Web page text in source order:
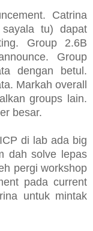
Catrina
tu) dapat
Group 2.6B
Group
dengan betul.
Markah overall
groups lain.
besar.
di lab ada big
dah solve lepas
pergi workshop
pada current
untuk mintak